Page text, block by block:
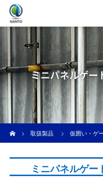
ミニパネルゲー
取扱製品
仮囲い・ゲ
ミニパネルゲー